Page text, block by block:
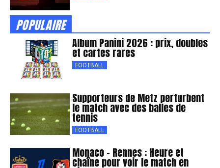
POPULAIRE
Album Panini 2026 : prix, doubles
et cartes rares
FOOTBALL
Supporteurs de Metz perturbent
le match avec des balles de
tennis
FOOTBALL
Monaco – Rennes : Heure et
chaîne pour voir le match en